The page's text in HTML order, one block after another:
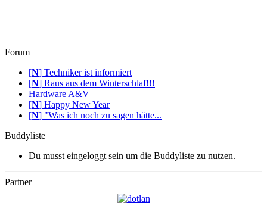
Forum
[N] Techniker ist informiert
[N] Raus aus dem Winterschlaf!!!
Hardware A&V
[N] Happy New Year
[N] "Was ich noch zu sagen hätte...
Buddyliste
Du musst eingeloggt sein um die Buddyliste zu nutzen.
Partner